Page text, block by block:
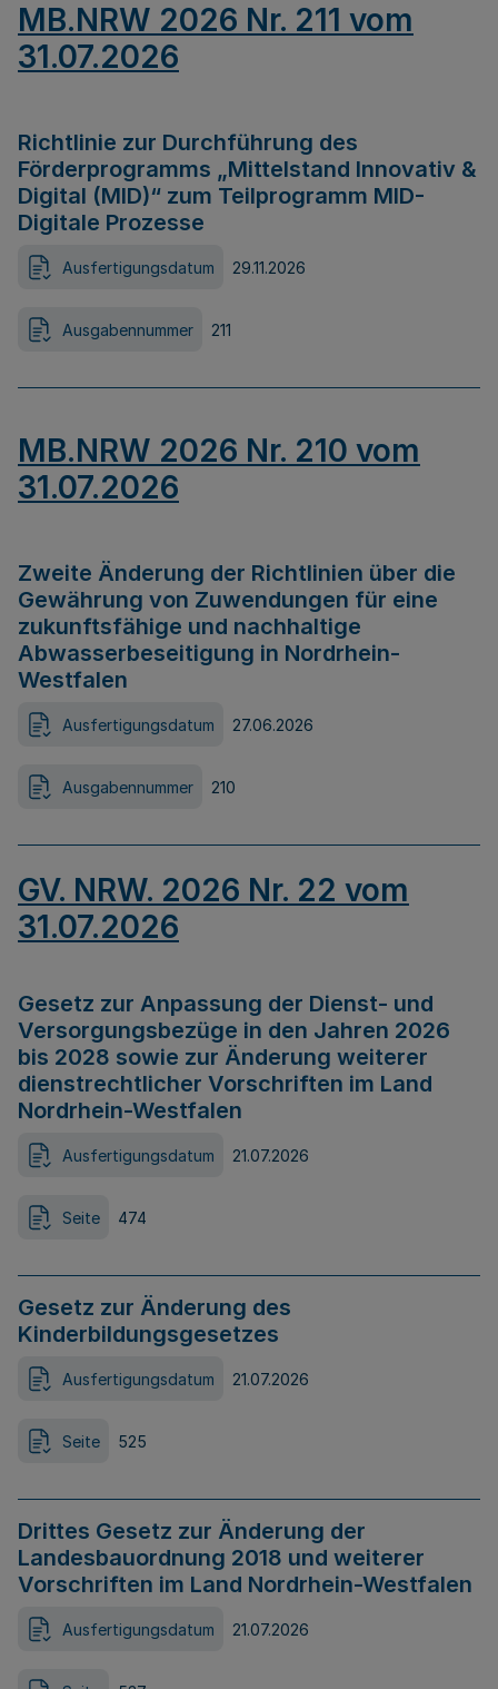
MB.NRW 2026 Nr. 211 vom
31.07.2026
Richtlinie zur Durchführung des
Förderprogramms „Mittelstand Innovativ &
Digital (MID)“ zum Teilprogramm MID-
Digitale Prozesse
Ausfertigungsdatum 29.11.2026
Ausgabennummer 211
MB.NRW 2026 Nr. 210 vom
31.07.2026
Zweite Änderung der Richtlinien über die
Gewährung von Zuwendungen für eine
zukunftsfähige und nachhaltige
Abwasserbeseitigung in Nordrhein-
Westfalen
Ausfertigungsdatum 27.06.2026
Ausgabennummer 210
GV. NRW. 2026 Nr. 22 vom
31.07.2026
Gesetz zur Anpassung der Dienst- und
Versorgungsbezüge in den Jahren 2026
bis 2028 sowie zur Änderung weiterer
dienstrechtlicher Vorschriften im Land
Nordrhein-Westfalen
Ausfertigungsdatum 21.07.2026
Seite 474
Gesetz zur Änderung des
Kinderbildungsgesetzes
Ausfertigungsdatum 21.07.2026
Seite 525
Drittes Gesetz zur Änderung der
Landesbauordnung 2018 und weiterer
Vorschriften im Land Nordrhein-Westfalen
Ausfertigungsdatum 21.07.2026